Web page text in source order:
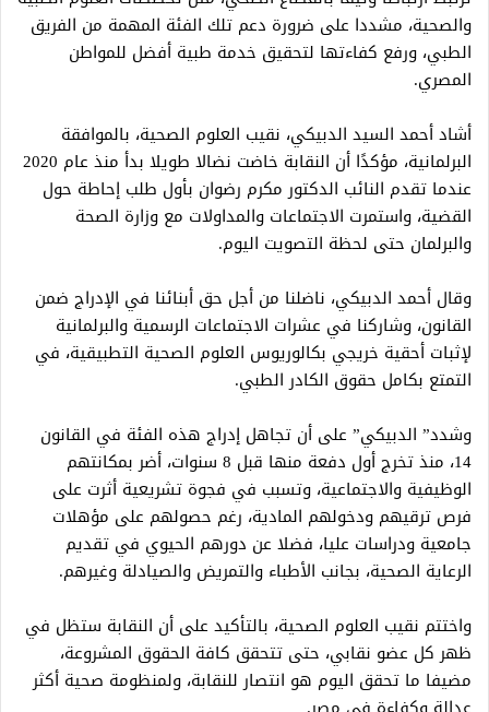
والصحية، مشددا على ضرورة دعم تلك الفئة المهمة من الفريق
الطبي، ورفع كفاءتها لتحقيق خدمة طبية أفضل للمواطن
المصري.
أشاد أحمد السيد الدبيكي، نقيب العلوم الصحية، بالموافقة
البرلمانية، مؤكدًا أن النقابة خاضت نضالا طويلا بدأ منذ عام 2020
عندما تقدم النائب الدكتور مكرم رضوان بأول طلب إحاطة حول
القضية، واستمرت الاجتماعات والمداولات مع وزارة الصحة
والبرلمان حتى لحظة التصويت اليوم.
وقال أحمد الدبيكي، ناضلنا من أجل حق أبنائنا في الإدراج ضمن
القانون، وشاركنا في عشرات الاجتماعات الرسمية والبرلمانية
لإثبات أحقية خريجي بكالوريوس العلوم الصحية التطبيقية، في
التمتع بكامل حقوق الكادر الطبي.
وشدد” الدبيكي” على أن تجاهل إدراج هذه الفئة في القانون
14، منذ تخرج أول دفعة منها قبل 8 سنوات، أضر بمكانتهم
الوظيفية والاجتماعية، وتسبب في فجوة تشريعية أثرت على
فرص ترقيهم ودخولهم المادية، رغم حصولهم على مؤهلات
جامعية ودراسات عليا، فضلا عن دورهم الحيوي في تقديم
الرعاية الصحية، بجانب الأطباء والتمريض والصيادلة وغيرهم.
واختتم نقيب العلوم الصحية، بالتأكيد على أن النقابة ستظل في
ظهر كل عضو نقابي، حتى تتحقق كافة الحقوق المشروعة،
مضيفا ما تحقق اليوم هو انتصار للنقابة، ولمنظومة صحية أكثر